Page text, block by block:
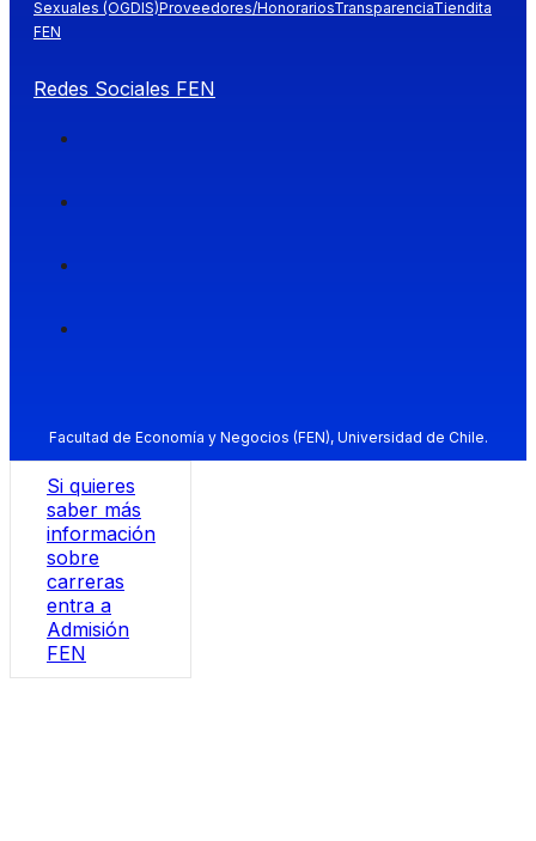
Sexuales (OGDIS)Proveedores/HonorariosTransparenciaTiendita
FEN
Redes Sociales FEN
Facultad de Economía y Negocios (FEN), Universidad de Chile.
Si quieres
saber más
información
sobre
carreras
entra a
Admisión
FEN